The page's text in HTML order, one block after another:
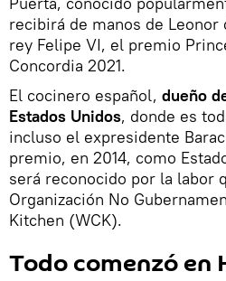
recibirá de manos de
rey Felipe VI, el premio
Concordia 2021.
El cocinero español, dueño
Estados Unidos, donde es
incluso el expresidente
premio, en 2014, como
será reconocido por la labor
Organización No
Kitchen (WCK).
Todo comenzó en